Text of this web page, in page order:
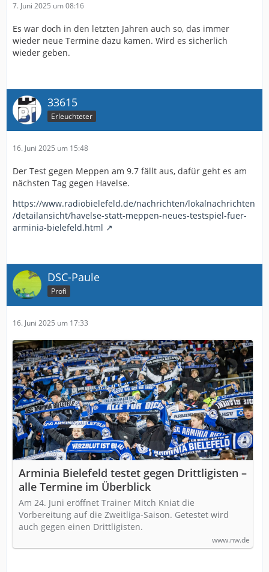
7. Juni 2025 um 08:16
Es war doch in den letzten Jahren auch so, das immer
wieder neue Termine dazu kamen. Wird es sicherlich
wieder geben.
33615
Erleuchteter
16. Juni 2025 um 15:48
Der Test gegen Meppen am 9.7 fällt aus, dafür geht es am
nächsten Tag gegen Havelse.
https://www.radiobielefeld.de/nachrichten/lokalnachrichten
/detailansicht/havelse-statt-meppen-neues-testspiel-fuer-
arminia-bielefeld.html
DSC-Paule
Profi
16. Juni 2025 um 17:33
Arminia Bielefeld testet gegen Drittligisten –
alle Termine im Überblick
Am 24. Juni eröffnet Trainer Mitch Kniat die
Vorbereitung auf die Zweitliga-Saison. Getestet wird
auch gegen einen Drittligisten.
www.nw.de